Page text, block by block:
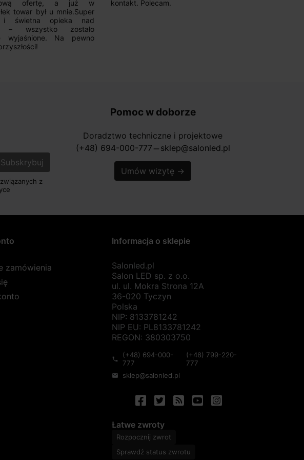
ofertę, a już w
towar był u mnie.Super
i świetna opieka nad
– wszystko zostało
wyjaśnione. Na pewno
kontakt. Polecam.
z
Pomoc w doborze
Doradztwo techniczne i projektowe
(+48) 694-000-777 horizontal_rule sklep@salonled.pl
Umów wizytę →
zamówienia
Informacja o sklepie
Salonled.pl
Salon LED sp. z o.o.
ul. ul. Mokra Strona 12A
36-020 Tyczyn
Polska
NIP: 8133781242
NIP EU: PL8133781242
REGON: 380303750
phone
(+48) 694-000-
777
(+48) 799-220-
777
mail sklep@salonled.pl
Łatwe zwroty
Rozpocznij zwrot
Sprawdź status zwrotu